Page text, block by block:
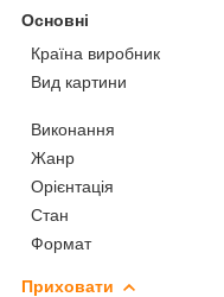
Основні
Країна виробник
Вид картини
Виконання
Жанр
Орієнтація
Стан
Формат
Приховати